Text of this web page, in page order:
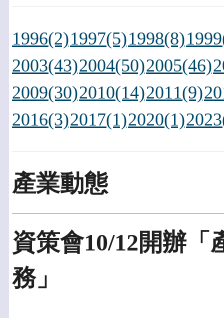
1996(2)1997(5)1998(8)
2003(43)2004(50)2005(46)
2009(30)2010(14)2011(9)
2016(3)2017(1)2020(1)
產業動態
資策會10/12開辦「
務」